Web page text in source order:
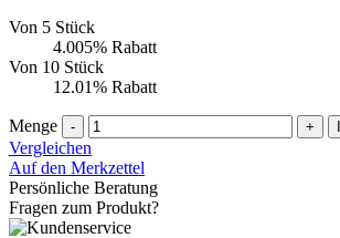
Von 5 Stück
4.005% Rabatt
Von 10 Stück
12.01% Rabatt
Menge - +
Vergleichen
Auf den Merkzettel
Persönliche Beratung
Fragen zum Produkt?